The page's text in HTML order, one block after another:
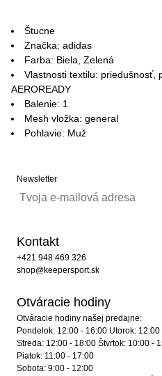
Štucne
Značka: adidas
Farba: Biela, Zelená
Vlastnosti textilu: priedušnosť,
AEROREADY
Balenie: 1
Mesh vložka: general
Pohlavie: Muž
Newsletter
Kontakt
+421 948 469 326
shop@keepersport.sk
Otváracie hodiny
Otváracie hodiny našej predajne:
Pondelok: 12:00 - 16:00 Utorok: 12:00
Streda: 12:00 - 18:00 Štvrtok: 10:00 -
Piatok: 11:00 - 17:00
Sobota: 9:00 - 12:00